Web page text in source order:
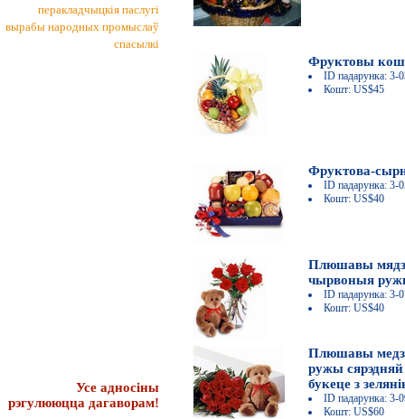
перакладчыцкія паслугі
вырабы народных промыслаў
спасылкi
Усе адносіны
рэгулююцца дагаворам!
Фруктовы
ID падарунка: 3-
Кошт: US$45
Фруктова-
ID падарунка: 3-
Кошт: US$40
Плюшавы
чырвоныя
ID падарунка: 3-
Кошт: US$40
Плюшавы
ружы сярэдняй
букеце з
ID падарунка: 3-
Кошт: US$60